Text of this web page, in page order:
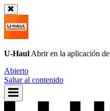
U-Haul Abrir en la aplicación de
Abierto
Saltar al contenido